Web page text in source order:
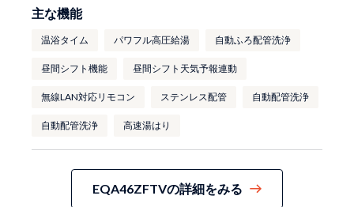
主な機能
温浴タイム パワフル高圧給湯 自動ふろ配管洗浄
昼間シフト機能 昼間シフト天気予報連動
無線LAN対応リモコン ステンレス配管 自動配管洗浄
自動配管洗浄 高速湯はり
EQA46ZFTVの詳細をみる